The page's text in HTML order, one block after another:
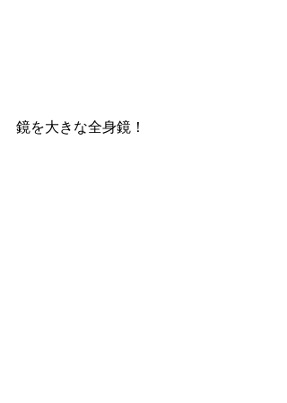
鏡を大きな全身鏡！